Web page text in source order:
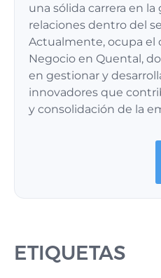
una sólida carrera en
relaciones dentro del
Actualmente, ocupa el
Negocio en Quental,
en gestionar y
innovadores que
y consolidación de la
ETIQUETAS